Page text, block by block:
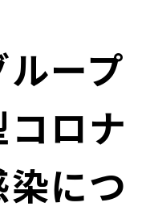
ープ
ロナ
につ